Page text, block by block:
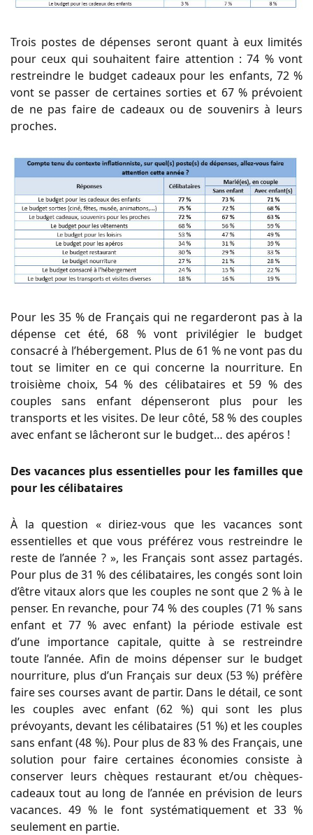
Trois postes de dépenses seront quant à eux limités
pour ceux qui souhaitent faire attention : 74 % vont
restreindre le budget cadeaux pour les enfants, 72 %
vont se passer de certaines sorties et 67 % prévoient
de ne pas faire de cadeaux ou de souvenirs à leurs
proches.
Pour les 35 % de Français qui ne regarderont pas à la
dépense cet été, 68 % vont privilégier le budget
consacré à l’hébergement. Plus de 61 % ne vont pas du
tout se limiter en ce qui concerne la nourriture. En
troisième choix, 54 % des célibataires et 59 % des
couples sans enfant dépenseront plus pour les
transports et les visites. De leur côté, 58 % des couples
avec enfant se lâcheront sur le budget… des apéros !
Des vacances plus essentielles pour les familles que
pour les célibataires
À la question « diriez-vous que les vacances sont
essentielles et que vous préférez vous restreindre le
reste de l’année ? », les Français sont assez partagés.
Pour plus de 31 % des célibataires, les congés sont loin
d’être vitaux alors que les couples ne sont que 2 % à le
penser. En revanche, pour 74 % des couples (71 % sans
enfant et 77 % avec enfant) la période estivale est
d’une importance capitale, quitte à se restreindre
toute l’année. Afin de moins dépenser sur le budget
nourriture, plus d’un Français sur deux (53 %) préfère
faire ses courses avant de partir. Dans le détail, ce sont
les couples avec enfant (62 %) qui sont les plus
prévoyants, devant les célibataires (51 %) et les couples
sans enfant (48 %). Pour plus de 83 % des Français, une
solution pour faire certaines économies consiste à
conserver leurs chèques restaurant et/ou chèques-
cadeaux tout au long de l’année en prévision de leurs
vacances. 49 % le font systématiquement et 33 %
seulement en partie.